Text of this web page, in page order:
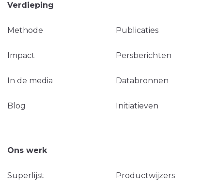
Verdieping
Methode Publicaties
Impact Persberichten
In de media Databronnen
Blog Initiatieven
Ons werk
Superlijst Productwijzers